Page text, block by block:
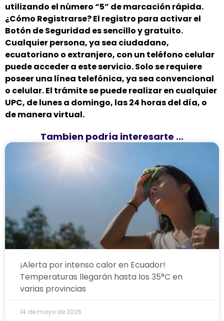
utilizando el número “5” de marcación rápida.
¿Cómo Registrarse? El registro para activar el
Botón de Seguridad es sencillo y gratuito.
Cualquier persona, ya sea ciudadano,
ecuatoriano o extranjero, con un teléfono celular
puede acceder a este servicio. Solo se requiere
poseer una línea telefónica, ya sea convencional
o celular. El trámite se puede realizar en cualquier
UPC, de lunes a domingo, las 24 horas del día, o
de manera virtual.
Tambien podría interesarte ...
¡Alerta por intenso calor en Ecuador!
Temperaturas llegarán hasta los 35°C en
varias provincias
14 de mayo de 2026